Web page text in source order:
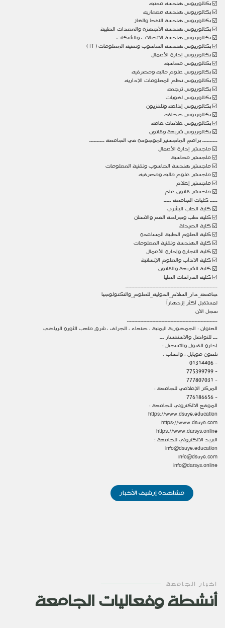
☑️ بكالوريوس هندسه مدنيه
☑️ بكالوريوس هندسه معماريه
☑️ بكالوريوس هندسة النفط والغاز
☑️ بكالوريوس هندسة الأجهزة والمعدات الطبية
☑️ بكالوريوس هندسة الإتصالات والشبكات
☑️ بكالوريوس هندسة الحاسوب وتقنية المعلومات ( IT )
☑️ بكالوريوس إدارة الأعمال
☑️ بكالوريوس محاسبه
☑️ بكالوريوس علوم ماليه ومصرفيه
☑️ بكالوريوس نظم المعلومات الإداريه
☑️ بكالوريوس ترجمه
☑️ بكالوريوس لغويات
☑️ بكالوريوس إذاعه وتلفزيون
☑️ بكالوريوس صحافه
☑️ بكالوريوس علاقات عامه
☑️ بكالوريوس شريعة وقانون
ــــــــــ برامج الماجستيرالموجودة في الجامعة ــــــــــ
☑️ ماجستير إدارة الأعمال
☑️ ماجستير محاسبة
☑️ ماجستير هندسة الحاسوب وتقنية المعلومات
☑️ ماجستير علوم ماليه ومصرفيه
☑️ ماجستير إعلام
☑️ ماجستير قانون عام
ـــــ كليات الجامعة ـــــ
☑️ كلية الطب البشري
☑️ كلية طب وجراحة الفم والأسنان
☑️ كلية الصيدلة
☑️ كلية العلوم الطبية المساعدة
☑️ كلية الهندسة وتقنية المعلومات
☑️ كلية التجارة وإدارة الأعمال
☑️ كلية الادآب والعلوم الإنسانية
☑️ كلية الشريعة والقانون
☑️ كلية الدراسات العليا
ـــــــــــــــــــــــــــــــــــــــــــــــــــــــــــــ
جامعة_دار_السلام_الدولية_للعلوم_والتكنولوجيا
لمستقبل أكثر إزدهاراً
سجل الآن
ــــــــــــــــــــــــــــــــــــــــــــــــــــــــــــ
العنوان : الجمهورية اليمنية ، صنعاء ، الجراف ، شرق ملعب الثورة الرياضي
ـــ للتواصل والاستفسار ـــ
إدارة القبول والتسجيل :
تلفون موبايل ، واتساب :
- 01314406
- 775399799
- 777807031
المركز الإعلامي للجامعة :
- 776186656
الموقع الالكتروني للجامعة :
https://www.dsuye.education
https://www.dsuye.com
https://www.darsys.online
البريد الالكتروني للجامعة :
info@dsuye.education
info@dsuye.com
info@darsys.online
مشاهدة إرشيف الأخبار
اخبار الجامعة
أنشطة وفعاليات الجامعة